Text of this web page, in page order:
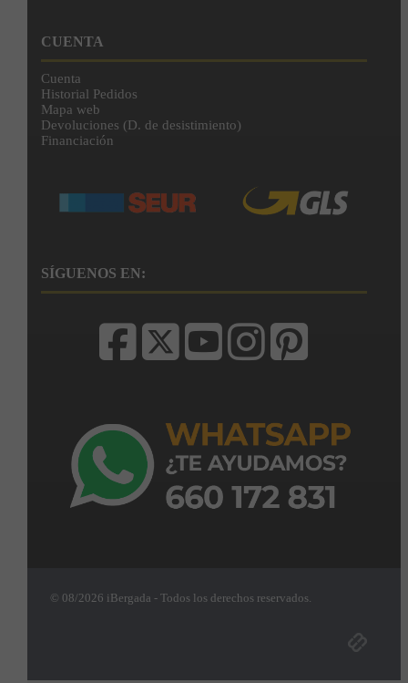
CUENTA
Cuenta
Historial Pedidos
Mapa web
Devoluciones (D. de desistimiento)
Financiación
SÍGUENOS EN:
© 08/2026 iBergada - Todos los derechos reservados.